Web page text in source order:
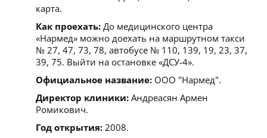
карта.
Как проехать: До медицинского центра
«Нармед» можно доехать на маршрутном такси
№ 27, 47, 73, 78, автобусе № 110, 139, 19, 23, 37,
39, 75. Выйти на остановке «ДСУ-4».
Официальное название: ООО "Нармед".
Директор клиники: Андреасян Армен
Ромикович.
Год открытия: 2008.